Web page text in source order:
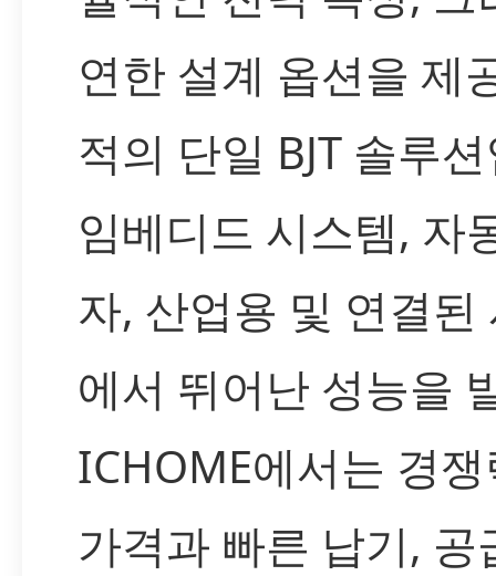
연한 설계 옵션을 제
적의 단일 BJT 솔루
임베디드 시스템, 자
자, 산업용 및 연결된
에서 뛰어난 성능을
ICHOME에서는 경
가격과 빠른 납기, 공